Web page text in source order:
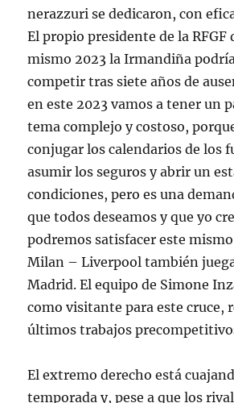
nerazzuri se dedicaron, con
El propio presidente de la RFGF
mismo 2023 la Irmandiña
competir tras siete años de
en este 2023 vamos a tener un
tema complejo y costoso,
conjugar los calendarios de los
asumir los seguros y abrir un
condiciones, pero es una
que todos deseamos y que yo
podremos satisfacer este
Milan – Liverpool también
Madrid. El equipo de Simone
como visitante para este cruce,
últimos trabajos
El extremo derecho está
temporada y, pese a que los